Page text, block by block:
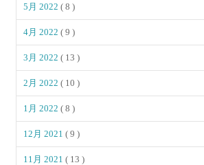
5月 2022( 8 )
4月 2022( 9 )
3月 2022( 13 )
2月 2022( 10 )
1月 2022( 8 )
12月 2021( 9 )
11月 2021( 13 )